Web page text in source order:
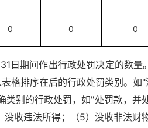
0 0 0
日期间作出行政处罚决定的数
格排序在后的行政处罚类别。
别的行政处罚，如"处罚款，并
收违法所得；（5）没收非法财